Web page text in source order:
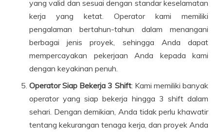
yang valid dan sesuai dengan standar keselamatan
kerja yang ketat. Operator kami memiliki
pengalaman bertahun-tahun dalam menangani
berbagai jenis proyek, sehingga Anda dapat
mempercayakan pekerjaan Anda kepada kami
dengan keyakinan penuh.
Operator Siap Bekerja 3 Shift: Kami memiliki banyak
operator yang siap bekerja hingga 3 shift dalam
sehari. Dengan demikian, Anda tidak perlu khawatir
tentang kekurangan tenaga kerja, dan proyek Anda